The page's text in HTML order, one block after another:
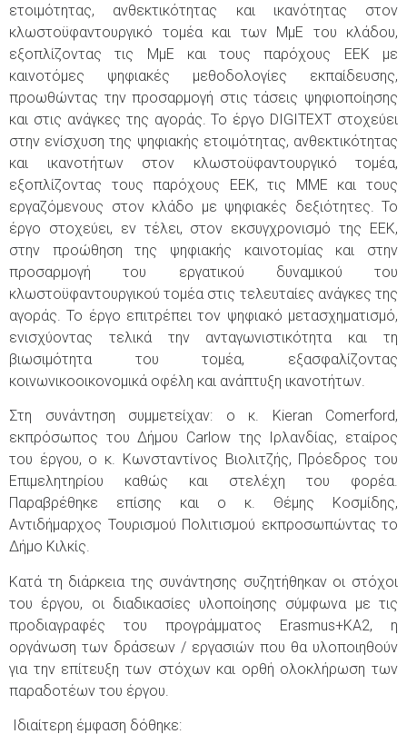
ετοιμότητας, ανθεκτικότητας και ικανότητας στον
κλωστοϋφαντουργικό τομέα και των ΜμΕ του κλάδου,
εξοπλίζοντας τις ΜμΕ και τους παρόχους ΕΕΚ με
καινοτόμες ψηφιακές μεθοδολογίες εκπαίδευσης,
προωθώντας την προσαρμογή στις τάσεις ψηφιοποίησης
και στις ανάγκες της αγοράς. Το έργο DIGITEXT στοχεύει
στην ενίσχυση της ψηφιακής ετοιμότητας, ανθεκτικότητας
και ικανοτήτων στον κλωστοϋφαντουργικό τομέα,
εξοπλίζοντας τους παρόχους ΕΕΚ, τις ΜΜΕ και τους
εργαζόμενους στον κλάδο με ψηφιακές δεξιότητες. Το
έργο στοχεύει, εν τέλει, στον εκσυγχρονισμό της ΕΕΚ,
στην προώθηση της ψηφιακής καινοτομίας και στην
προσαρμογή του εργατικού δυναμικού του
κλωστοϋφαντουργικού τομέα στις τελευταίες ανάγκες της
αγοράς. Το έργο επιτρέπει τον ψηφιακό μετασχηματισμό,
ενισχύοντας τελικά την ανταγωνιστικότητα και τη
βιωσιμότητα του τομέα, εξασφαλίζοντας
κοινωνικοοικονομικά οφέλη και ανάπτυξη ικανοτήτων.
Στη συνάντηση συμμετείχαν: ο κ. Kieran Comerford,
εκπρόσωπος του Δήμου Carlow της Ιρλανδίας, εταίρος
του έργου, ο κ. Κωνσταντίνος Βιολιτζής, Πρόεδρος του
Επιμελητηρίου καθώς και στελέχη του φορέα.
Παραβρέθηκε επίσης και ο κ. Θέμης Κοσμίδης,
Αντιδήμαρχος Τουρισμού Πολιτισμού εκπροσωπώντας το
Δήμο Κιλκίς.
Κατά τη διάρκεια της συνάντησης συζητήθηκαν οι στόχοι
του έργου, οι διαδικασίες υλοποίησης σύμφωνα με τις
προδιαγραφές του προγράμματος Erasmus+ΚΑ2, η
οργάνωση των δράσεων / εργασιών που θα υλοποιηθούν
για την επίτευξη των στόχων και ορθή ολοκλήρωση των
παραδοτέων του έργου.
Ιδιαίτερη έμφαση δόθηκε: